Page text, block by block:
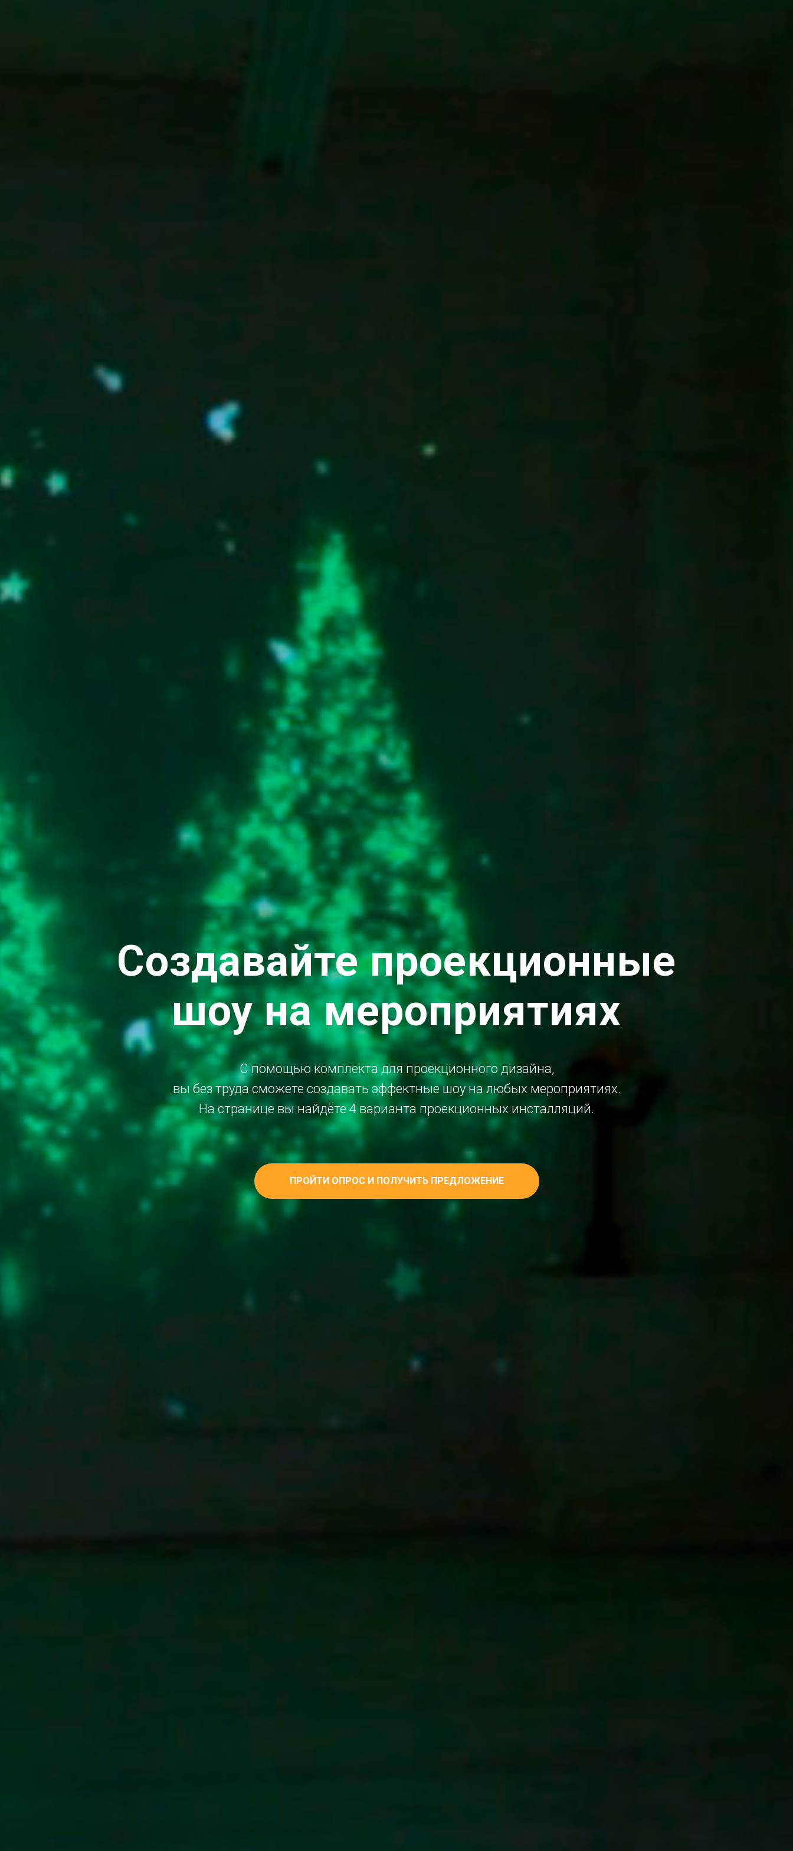
Создавайте проекционные
шоу на мероприятиях
С помощью комплекта для проекционного дизайна,
вы без труда сможете создавать эффектные шоу на любых мероприятиях.
На странице вы найдёте 4 варианта проекционных инсталляций.
ПРОЙТИ ОПРОС И ПОЛУЧИТЬ ПРЕДЛОЖЕНИЕ